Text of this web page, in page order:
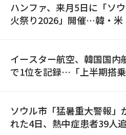
ハンファ、来月5日に「ソ
火祭り2026」開催…韓・米
イースター航空、韓国国内
で1位を記録…「上半期搭乗
ソウル市「猛暑重大警報」
れた4日、熱中症患者39人